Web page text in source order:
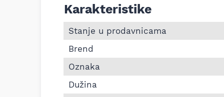
Informacije o Pk kaiš Continental 4PK938
Karakteristike
Stanje u prodavnicama
Brend
Oznaka
Dužina